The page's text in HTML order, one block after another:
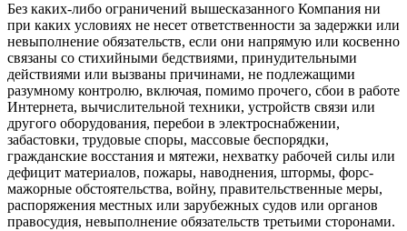
Без каких-либо ограничений вышесказанного Компания ни
при каких условиях не несет ответственности за задержки или
невыполнение обязательств, если они напрямую или косвенно
связаны со стихийными бедствиями, принудительными
действиями или вызваны причинами, не подлежащими
разумному контролю, включая, помимо прочего, сбои в работе
Интернета, вычислительной техники, устройств связи или
другого оборудования, перебои в электроснабжении,
забастовки, трудовые споры, массовые беспорядки,
гражданские восстания и мятежи, нехватку рабочей силы или
дефицит материалов, пожары, наводнения, штормы, форс-
мажорные обстоятельства, войну, правительственные меры,
распоряжения местных или зарубежных судов или органов
правосудия, невыполнение обязательств третьими сторонами.